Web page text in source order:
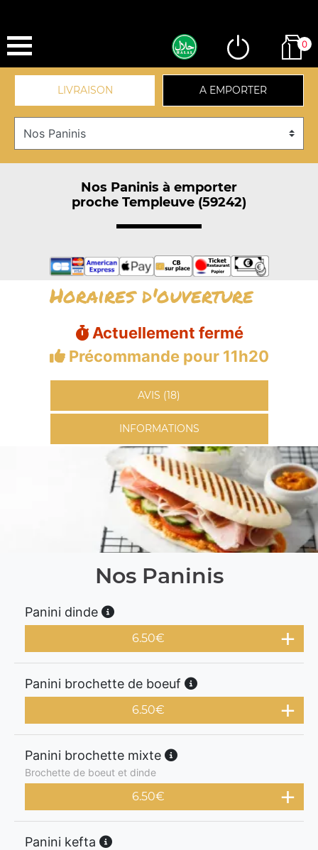
0
LIVRAISON A EMPORTER
Nos Paninis à emporter
proche Templeuve (59242)
Horaires d'ouverture
Actuellement fermé
Précommande pour 11h20
AVIS (18)
INFORMATIONS
Nos Paninis
Panini dinde
6.50€
Panini brochette de boeuf
6.50€
Panini brochette mixte
Brochette de boeut et dinde
6.50€
Panini kefta